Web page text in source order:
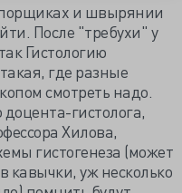
и швырянии
После "требухи" у
Гистологию
где разные
смотреть надо.
гистолога,
Хилова,
гистогенеза (может
кавычки, уж несколько